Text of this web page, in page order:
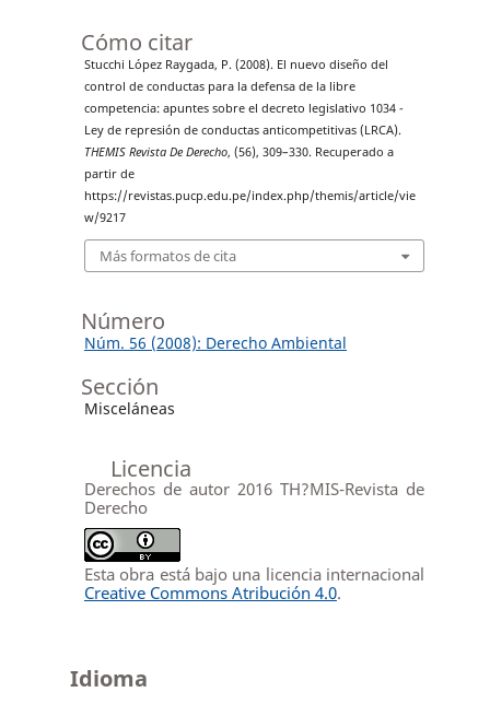
Cómo citar
Stucchi López Raygada, P. (2008). El nuevo diseño del
control de conductas para la defensa de la libre
competencia: apuntes sobre el decreto legislativo 1034 -
Ley de represión de conductas anticompetitivas (LRCA).
THEMIS Revista De Derecho, (56), 309–330. Recuperado a
partir de
https://revistas.pucp.edu.pe/index.php/themis/article/vie
w/9217
Más formatos de cita
Número
Núm. 56 (2008): Derecho Ambiental
Sección
Misceláneas
Licencia
Derechos de autor 2016 TH?MIS-Revista de
Derecho
Esta obra está bajo una licencia internacional
Creative Commons Atribución 4.0.
Idioma